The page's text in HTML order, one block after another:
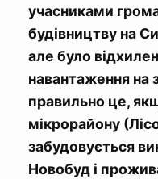
учасниками
будівництву на
але було
навантаження на
правильно це,
мікрорайону
забудовується
Новобуд і